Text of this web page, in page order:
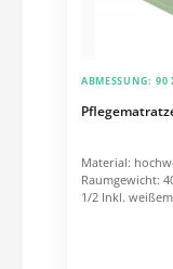
ABMESSUNG: 90
Material:
Raumgewicht:
1/2 Inkl.